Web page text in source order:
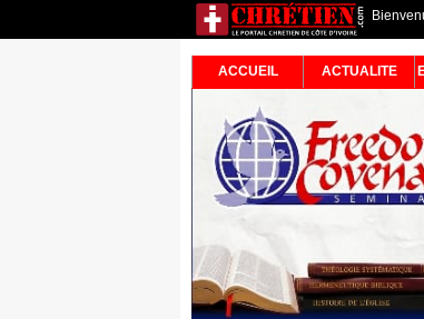
ACCUEIL ACTUALITE